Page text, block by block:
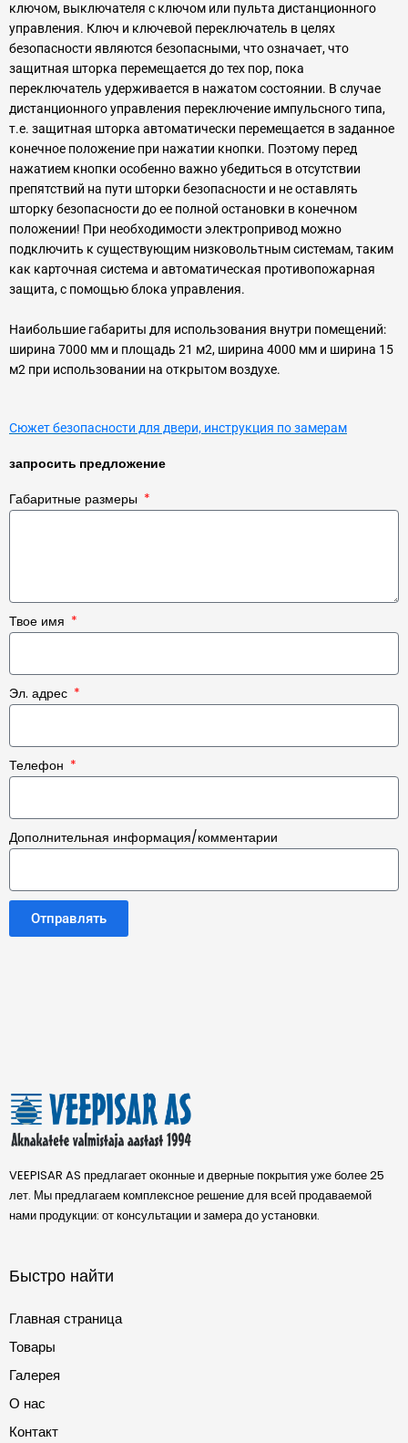
ключом, выключателя с ключом или пульта дистанционного
управления. Ключ и ключевой переключатель в целях
безопасности являются безопасными, что означает, что
защитная шторка перемещается до тех пор, пока
переключатель удерживается в нажатом состоянии. В случае
дистанционного управления переключение импульсного типа,
т.е. защитная шторка автоматически перемещается в заданное
конечное положение при нажатии кнопки. Поэтому перед
нажатием кнопки особенно важно убедиться в отсутствии
препятствий на пути шторки безопасности и не оставлять
шторку безопасности до ее полной остановки в конечном
положении! При необходимости электропривод можно
подключить к существующим низковольтным системам, таким
как карточная система и автоматическая противопожарная
защита, с помощью блока управления.
Наибольшие габариты для использования внутри помещений:
ширина 7000 мм и площадь 21 м2, ширина 4000 мм и ширина 15
м2 при использовании на открытом воздухе.
Сюжет безопасности для двери, инструкция по замерам
запросить предложение
Габаритные размеры
Твое имя
Эл. адрес
Телефон
Дополнительная информация/комментарии
Отправлять
VEEPISAR AS предлагает оконные и дверные покрытия уже более 25
лет. Мы предлагаем комплексное решение для всей продаваемой
нами продукции: от консультации и замера до установки.
Быстро найти
Главная страница
Товары
Галерея
О нас
Контакт